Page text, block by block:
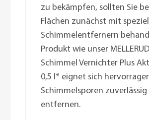
zu bekämpfen, sollten Sie
Flächen zunächst mit
Schimmelentfernern
Produkt wie unser MELLERUD
Schimmel Vernichter Plus
0,5 l* eignet sich
Schimmelsporen zuverlässig
entfernen.